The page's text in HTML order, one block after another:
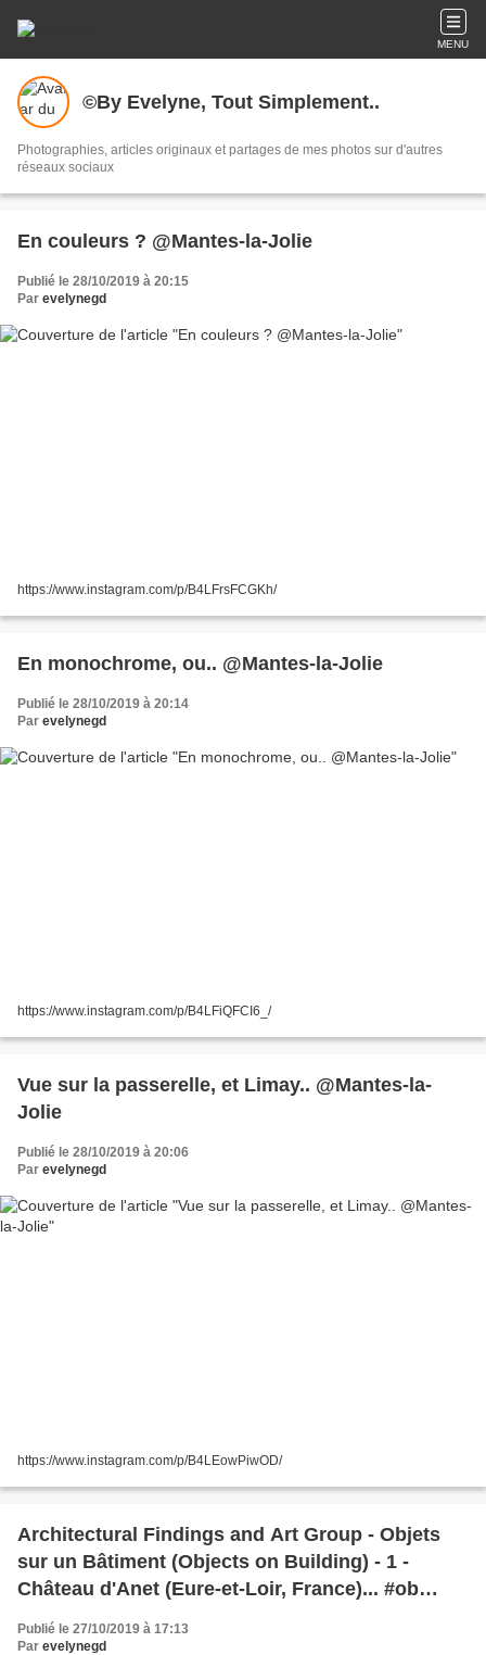
MENU
©By Evelyne, Tout Simplement..
Photographies, articles originaux et partages de mes photos sur d'autres
réseaux sociaux
En couleurs ? @Mantes-la-Jolie
Publié le 28/10/2019 à 20:15
Par evelynegd
https://www.instagram.com/p/B4LFrsFCGKh/
En monochrome, ou.. @Mantes-la-Jolie
Publié le 28/10/2019 à 20:14
Par evelynegd
https://www.instagram.com/p/B4LFiQFCI6_/
Vue sur la passerelle, et Limay.. @Mantes-la-
Jolie
Publié le 28/10/2019 à 20:06
Par evelynegd
https://www.instagram.com/p/B4LEowPiwOD/
Architectural Findings and Art Group - Objets
sur un Bâtiment (Objects on Building) - 1 -
Château d'Anet (Eure-et-Loir, France)... #ob
Publié le 27/10/2019 à 17:13
Par evelynegd